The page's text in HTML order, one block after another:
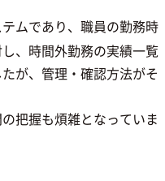
ムであり、職員の勤務時
、時間外勤務の実績一覧
が、管理・確認方法がそ
把握も煩雑となっていま